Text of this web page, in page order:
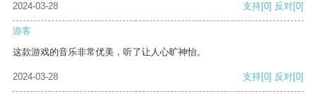
2024-03-28
支持[0] 反对[0]
游客
这款游戏的音乐非常优美，听了让人心旷神怡。
2024-03-28 支持[0] 反对[0]